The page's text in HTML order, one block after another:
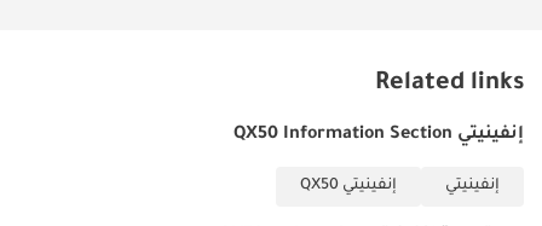
Related links
إنفينيتي QX50 Information Section
إنفينيتي إنفينيتي QX50
موثوقية علامة تجارية يابانية فاخرة بمواصفات دول مجلس التعاون
مقارنةً بالطراز الجديد، تُمثّل هذه السيارة دخولًا ذكيًا وآمنًا إلى سوق سيارات
الدفع الرباعي الفاخرة.
تم إنشاء هذه الإحصاءات بواسطة الذكاء الاصطناعي اعتماداً على بيانات